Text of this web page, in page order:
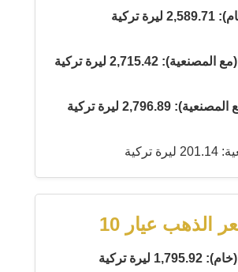
تركية
2,715.42 ليرة تركية
2,796.89 ليرة تركية
تركية
الذهب عيار 10
ليرة تركية